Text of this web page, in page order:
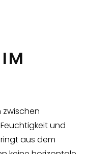
und
aus dem